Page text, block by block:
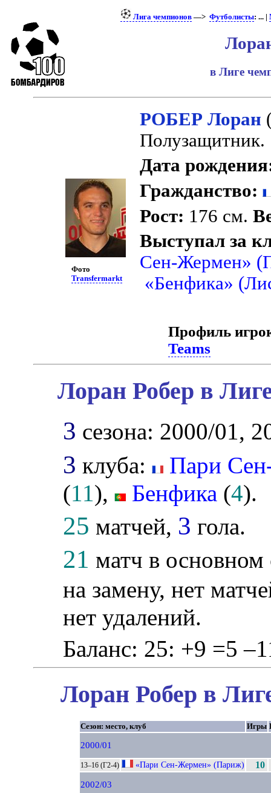
Лига чемпионов —>Футболисты: ... |
в Лиге
Фото
Transfermarkt
РОБЕР Лоран
Полузащитник.
Дата
Гражданство:
Рост: 176 см.
Выступал за
Сен-Жермен»
«Бенфика»
Профиль
Teams
Лоран Робер в
3 сезона: 2000/01,
3 клуба:
Пари
(11), Бенфика (4).
25 матчей, 3 гола.
21 матч в основном
на замену, нет
нет удалений.
Баланс: 25: +9 =5
Лоран Робер в
Сезон: место, клуб Игры
2000/01
13–16 (Г2-4) «Пари Сен-Жермен» (Париж) 10
2002/03